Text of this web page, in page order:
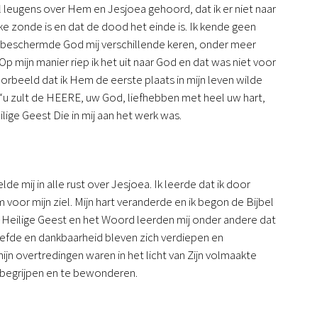
over Hem en Jesjoea gehoord, dat ik er niet naar
is en dat de dood het einde is. Ik kende geen
God mij verschillende keren, onder meer
mijn manier riep ik het uit naar God en dat was niet voor
dat ik Hem de eerste plaats in mijn leven wilde
zult de HEERE, uw God, liefhebben met heel uw hart,
Geest Die in mij aan het werk was.
mij in alle rust over Jesjoea. Ik leerde dat ik door
mijn ziel. Mijn hart veranderde en ik begon de Bijbel
Geest en het Woord leerden mij onder andere dat
en dankbaarheid bleven zich verdiepen en
overtredingen waren in het licht van Zijn volmaakte
en te bewonderen.
Contact
Doneren